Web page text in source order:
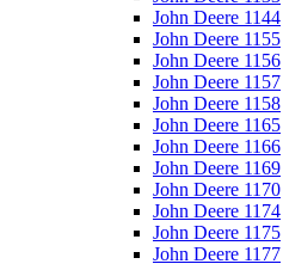
John Deere 1144
John Deere 1155
John Deere 1156
John Deere 1157
John Deere 1158
John Deere 1165
John Deere 1166
John Deere 1169
John Deere 1170
John Deere 1174
John Deere 1175
John Deere 1177